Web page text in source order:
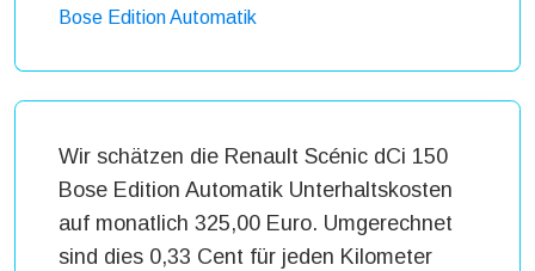
Bose Edition Automatik
Wir schätzen die Renault Scénic dCi 150
Bose Edition Automatik Unterhaltskosten
auf monatlich 325,00 Euro. Umgerechnet
sind dies 0,33 Cent für jeden Kilometer